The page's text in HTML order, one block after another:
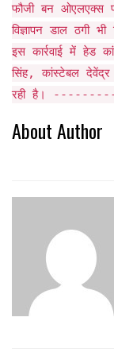
फौजी बन ओएलएक्स
विज्ञापन डाल ठगी
इस कार्रवाई में हेड
सिंह, कांस्टेबल देवेंद्र
रही है।
About Author